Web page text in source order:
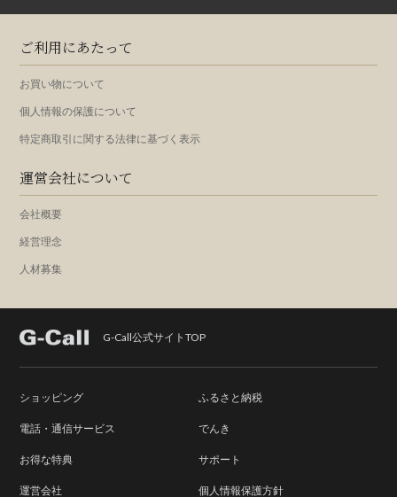
ご利用にあたって
お買い物について
個人情報の保護について
特定商取引に関する法律に基づく表示
運営会社について
会社概要
経営理念
人材募集
G-Call公式サイトTOP
ショッピング ふるさと納税
電話・通信サービス でんき
お得な特典 サポート
運営会社 個人情報保護方針